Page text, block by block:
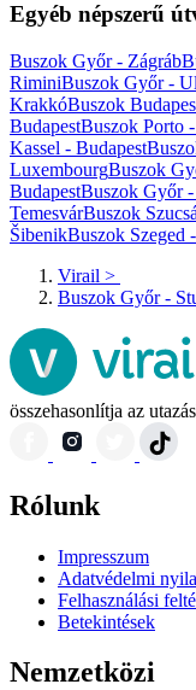
Egyéb népszerű
Buszok Győr - Zágráb
RiminiBuszok Győr -
KrakkóBuszok
BudapestBuszok Porto
Kassel - Budapest
LuxembourgBuszok
BudapestBuszok Győr
TemesvárBuszok
ŠibenikBuszok Szeged
Virail >
Buszok Győr -
összehasonlítja az
Rólunk
Impresszum
Adatvédelmi
Felhasználási
Betekintések
Nemzetközi